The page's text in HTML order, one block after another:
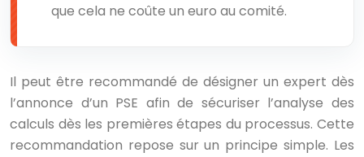
que cela ne coûte un euro au comité.
Il peut être recommandé de désigner un expert dès
l’annonce d’un PSE afin de sécuriser l’analyse des
calculs dès les premières étapes du processus. Cette
recommandation repose sur un principe simple. Les